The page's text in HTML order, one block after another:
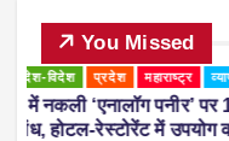
You Missed
व्यापार
पुणे में